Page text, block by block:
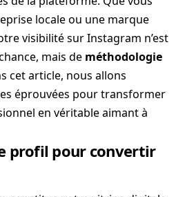
locale ou une marque
visibilité sur Instagram n’est
mais de méthodologie
cet article, nous allons
éprouvées pour transformer
en véritable aimant à
profil pour convertir